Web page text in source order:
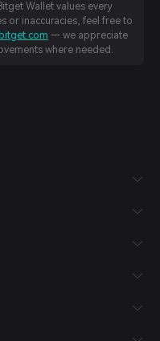
Wallet values every
or inaccuracies, feel free to
— we appreciate
where needed.